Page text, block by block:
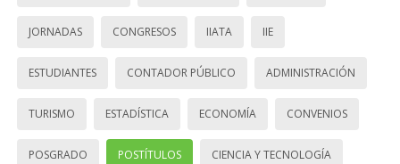
JORNADAS CONGRESOS IIATA IIE
ESTUDIANTES CONTADOR PÚBLICO ADMINISTRACIÓN
TURISMO ESTADÍSTICA ECONOMÍA CONVENIOS
POSGRADO POSTÍTULOS CIENCIA Y TECNOLOGÍA